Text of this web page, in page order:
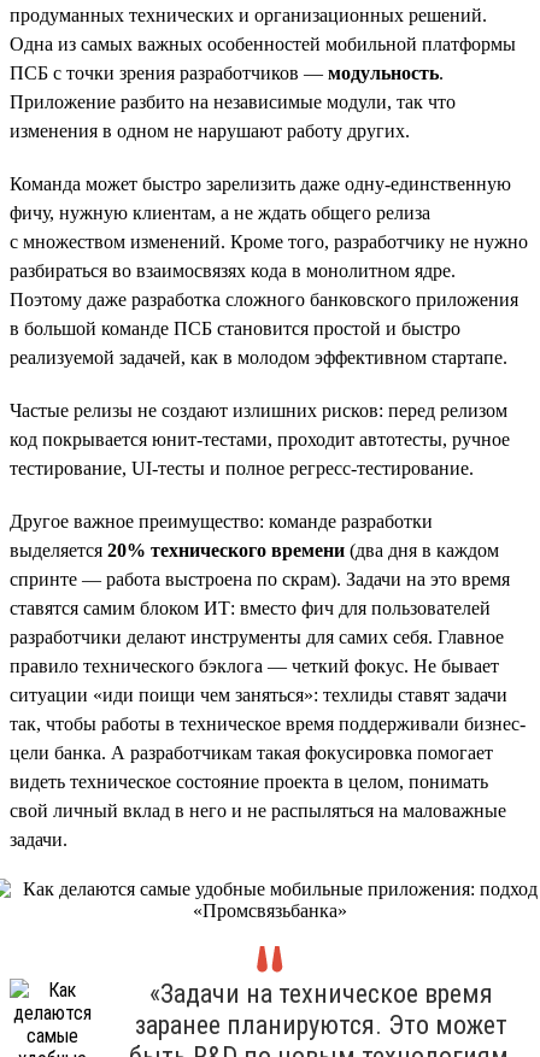
продуманных технических и организационных решений.
Одна из самых важных особенностей мобильной платформы
ПСБ с точки зрения разработчиков — модульность.
Приложение разбито на независимые модули, так что
изменения в одном не нарушают работу других.
Команда может быстро зарелизить даже одну-единственную
фичу, нужную клиентам, а не ждать общего релиза
с множеством изменений. Кроме того, разработчику не нужно
разбираться во взаимосвязях кода в монолитном ядре.
Поэтому даже разработка сложного банковского приложения
в большой команде ПСБ становится простой и быстро
реализуемой задачей, как в молодом эффективном стартапе.
Частые релизы не создают излишних рисков: перед релизом
код покрывается юнит-тестами, проходит автотесты, ручное
тестирование, UI-тесты и полное регресс-тестирование.
Другое важное преимущество: команде разработки
выделяется 20% технического времени (два дня в каждом
спринте — работа выстроена по скрам). Задачи на это время
ставятся самим блоком ИТ: вместо фич для пользователей
разработчики делают инструменты для самих себя. Главное
правило технического бэклога — четкий фокус. Не бывает
ситуации «иди поищи чем заняться»: техлиды ставят задачи
так, чтобы работы в техническое время поддерживали бизнес-
цели банка. А разработчикам такая фокусировка помогает
видеть техническое состояние проекта в целом, понимать
свой личный вклад в него и не распыляться на маловажные
задачи.
«Задачи на техническое время
заранее планируются. Это может